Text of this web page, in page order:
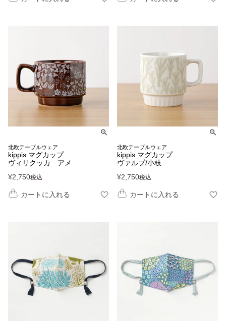
北欧テーブルウェア
kippis マグカップ
ヴィリクッカ アメ
¥2,750税込
カートに入れる
北欧テーブルウェア
kippis マグカップ
ヴァルプ/小枝
¥2,750税込
カートに入れる